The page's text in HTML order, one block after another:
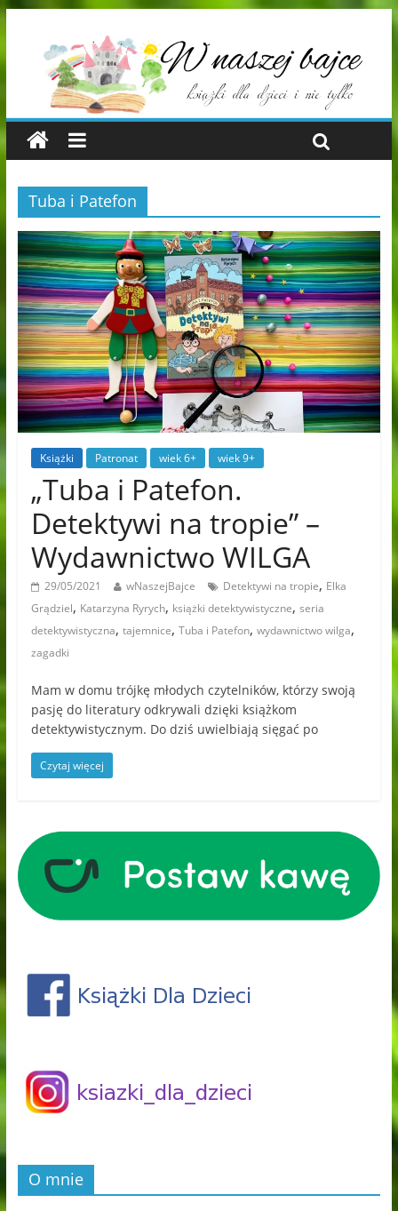
Tuba i Patefon
Książki Patronat wiek 6+ wiek 9+
„Tuba i Patefon.
Detektywi na tropie” –
Wydawnictwo WILGA
29/05/2021 wNaszejBajce Detektywi na tropie, Elka
Grądziel, Katarzyna Ryrych, książki detektywistyczne, seria
detektywistyczna, tajemnice, Tuba i Patefon, wydawnictwo wilga,
zagadki
Mam w domu trójkę młodych czytelników, którzy swoją
pasję do literatury odkrywali dzięki książkom
detektywistycznym. Do dziś uwielbiają sięgać po
Czytaj więcej
O mnie